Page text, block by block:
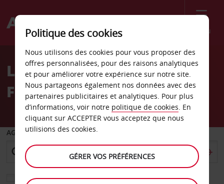
Menu
Welcome
AvisLocation de voiture
Fairless Hills
AGENCE DE DÉPART
Sélectionnez une autre agence de retour
Politique des cookies
Nous utilisons des cookies pour vous proposer des
offres personnalisées, pour des raisons analytiques
et pour améliorer votre expérience sur notre site.
Nous partageons également nos données avec des
partenaires publicitaires et analytiques. Pour plus
d’informations, voir notre politique de cookies. En
cliquant sur ACCEPTER vous acceptez que nous
utilisions des cookies.
GÉRER VOS PRÉFÉRENCES